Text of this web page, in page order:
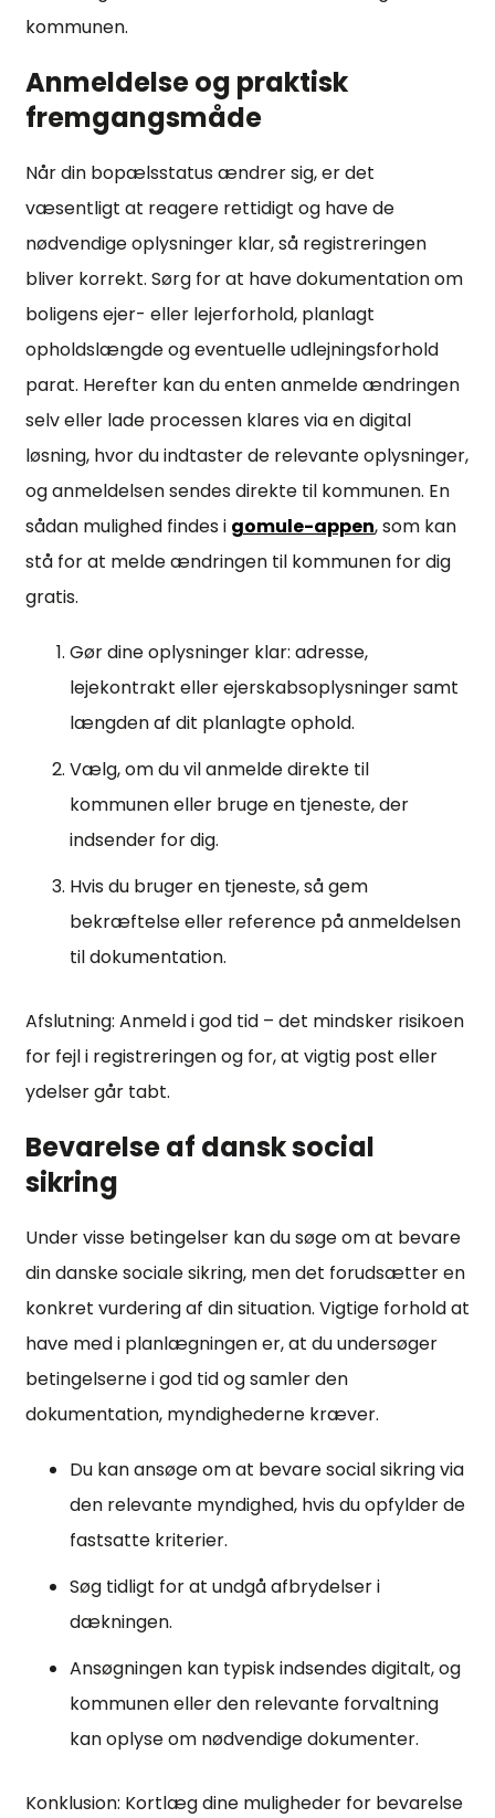
kommunen.
Anmeldelse og praktisk
fremgangsmåde
Når din bopælsstatus ændrer sig, er det
væsentligt at reagere rettidigt og have de
nødvendige oplysninger klar, så registreringen
bliver korrekt. Sørg for at have dokumentation om
boligens ejer- eller lejerforhold, planlagt
opholdslængde og eventuelle udlejningsforhold
parat. Herefter kan du enten anmelde ændringen
selv eller lade processen klares via en digital
løsning, hvor du indtaster de relevante oplysninger,
og anmeldelsen sendes direkte til kommunen. En
sådan mulighed findes i gomule-appen, som kan
stå for at melde ændringen til kommunen for dig
gratis.
Gør dine oplysninger klar: adresse,
lejekontrakt eller ejerskabsoplysninger samt
længden af dit planlagte ophold.
Vælg, om du vil anmelde direkte til
kommunen eller bruge en tjeneste, der
indsender for dig.
Hvis du bruger en tjeneste, så gem
bekræftelse eller reference på anmeldelsen
til dokumentation.
Afslutning: Anmeld i god tid – det mindsker risikoen
for fejl i registreringen og for, at vigtig post eller
ydelser går tabt.
Bevarelse af dansk social
sikring
Under visse betingelser kan du søge om at bevare
din danske sociale sikring, men det forudsætter en
konkret vurdering af din situation. Vigtige forhold at
have med i planlægningen er, at du undersøger
betingelserne i god tid og samler den
dokumentation, myndighederne kræver.
Du kan ansøge om at bevare social sikring via
den relevante myndighed, hvis du opfylder de
fastsatte kriterier.
Søg tidligt for at undgå afbrydelser i
dækningen.
Ansøgningen kan typisk indsendes digitalt, og
kommunen eller den relevante forvaltning
kan oplyse om nødvendige dokumenter.
Konklusion: Kortlæg dine muligheder for bevarelse